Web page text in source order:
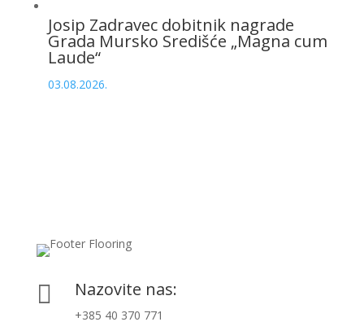
Josip Zadravec dobitnik nagrade
Grada Mursko Središće „Magna cum
Laude“
03.08.2026.
 Nazovite nas:
+385 40 370 771